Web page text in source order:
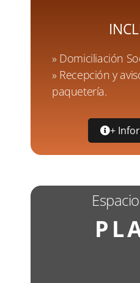
» Domiciliación
» Recepción y
paquetería.
+